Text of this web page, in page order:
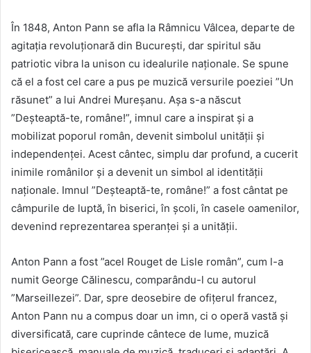
În 1848, Anton Pann se afla la Râmnicu Vâlcea, departe de
agitația revoluționară din București, dar spiritul său
patriotic vibra la unison cu idealurile naționale. Se spune
că el a fost cel care a pus pe muzică versurile poeziei ”Un
răsunet” a lui Andrei Mureșanu. Așa s-a născut
”Deșteaptă-te, române!”, imnul care a inspirat și a
mobilizat poporul român, devenit simbolul unității și
independenței. Acest cântec, simplu dar profund, a cucerit
inimile românilor și a devenit un simbol al identității
naționale. Imnul ”Deșteaptă-te, române!” a fost cântat pe
câmpurile de luptă, în biserici, în școli, în casele oamenilor,
devenind reprezentarea speranței și a unității.
Anton Pann a fost ”acel Rouget de Lisle român”, cum l-a
numit George Călinescu, comparându-l cu autorul
”Marseillezei”. Dar, spre deosebire de ofițerul francez,
Anton Pann nu a compus doar un imn, ci o operă vastă și
diversificată, care cuprinde cântece de lume, muzică